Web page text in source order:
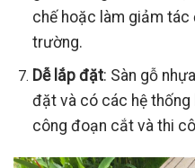
chế hoặc làm giảm
trường.
Dễ lắp đặt: Sàn gỗ
đặt và có các hệ thống
công đoạn cắt và thi